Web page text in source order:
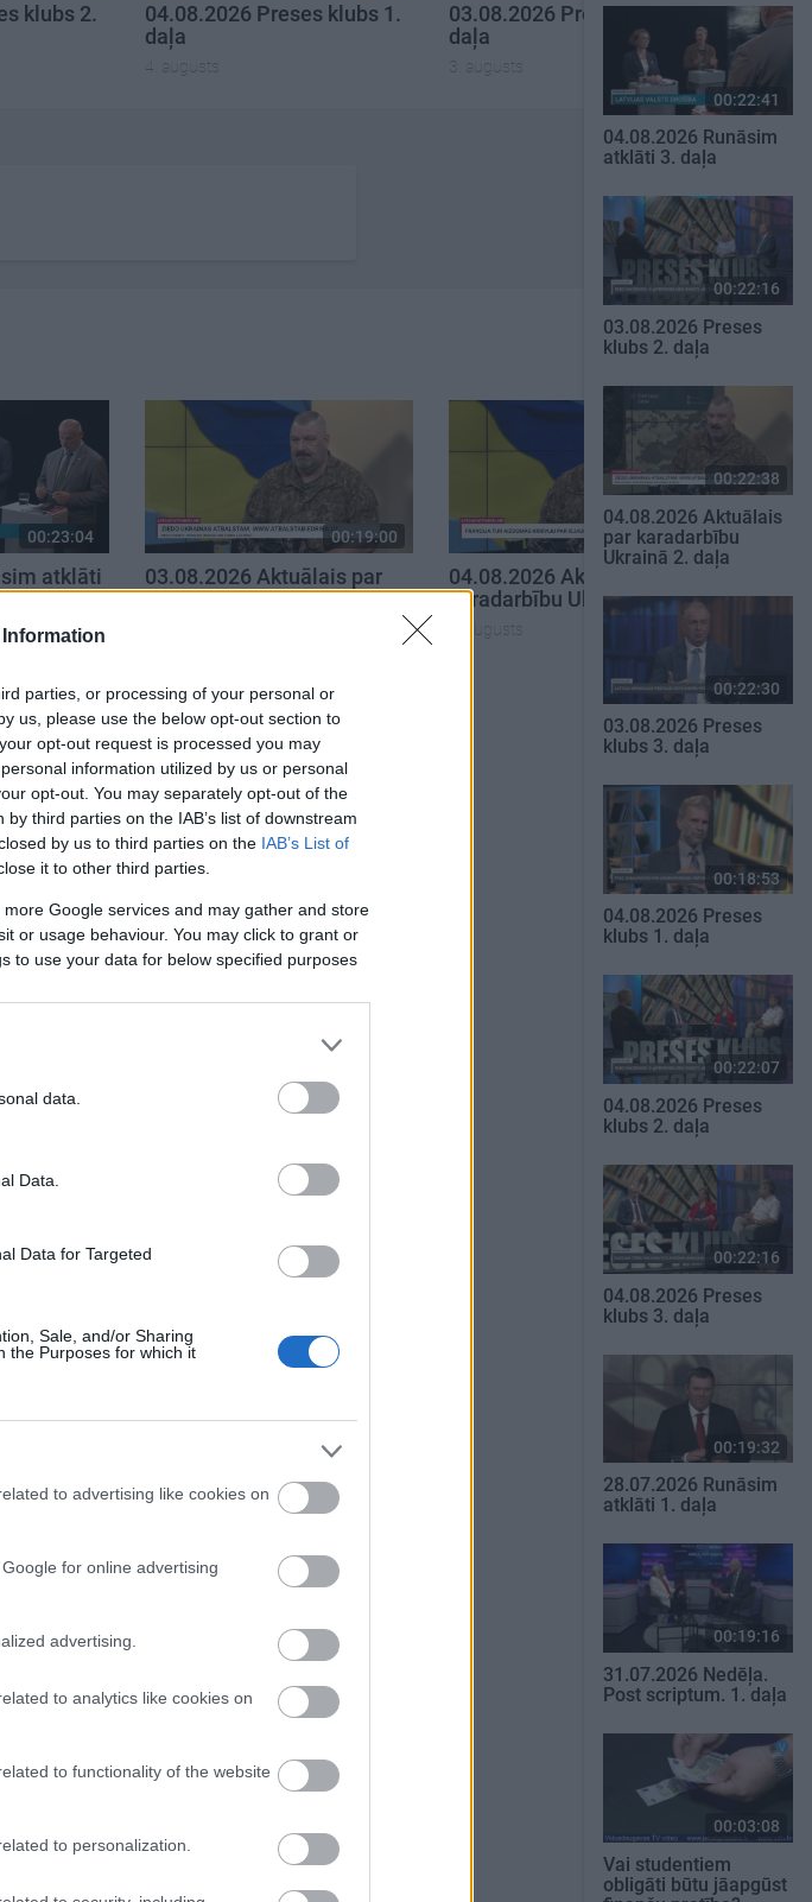
parties, or processing of your personal or
us, please use the below opt-out section to
opt-out request is processed you may
information utilized by us or personal
opt-out. You may separately opt-out of the
third parties on the IAB’s list of downstream
by us to third parties on the IAB’s List of
it to other third parties.
Google services and may gather and store
or usage behaviour. You may click to grant or
to use your data for below specified purposes
data.
Data.
Data for Targeted
Sale, and/or Sharing
the Purposes for which it
to advertising like cookies on
for online advertising
advertising.
to analytics like cookies on
to functionality of the website
to personalization.
klubs 2.
04.08.2026 Preses klubs 1.
daļa
4. augusts
03.08.2026 Preses klubs 3.
daļa
3. augusts
00:23:04
atklāti
00:19:00
03.08.2026 Aktuālais par
karadarbību Ukrainā 1. daļa
00:19:48
04.08.2026 Aktuālais par
karadarbību Ukrainā 1. daļa
4. augusts
SKATĪT VISUS
00:22:41
04.08.2026 Runāsim
atklāti 3. daļa
00:22:16
03.08.2026 Preses
klubs 2. daļa
00:22:38
04.08.2026 Aktuālais
par karadarbību
Ukrainā 2. daļa
00:22:30
03.08.2026 Preses
klubs 3. daļa
00:18:53
04.08.2026 Preses
klubs 1. daļa
00:22:07
04.08.2026 Preses
klubs 2. daļa
00:22:16
04.08.2026 Preses
klubs 3. daļa
00:19:32
28.07.2026 Runāsim
atklāti 1. daļa
00:19:16
31.07.2026 Nedēļa.
Post scriptum. 1. daļa
00:03:08
Vai studentiem
obligāti būtu jāapgūst